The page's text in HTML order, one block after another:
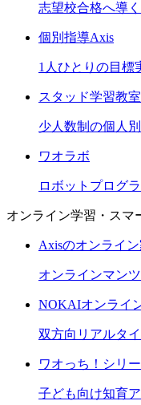
志望校合格へ導
個別指導Axis
1人ひとりの目標
スタッド学習教室
少人数制の個人
ワオラボ
ロボットプログ
オンライン学習・スマ
Axisのオンライ
オンラインマン
NOKAIオンライ
双方向リアルタ
ワオっち！シリ
子ども向け知育ア